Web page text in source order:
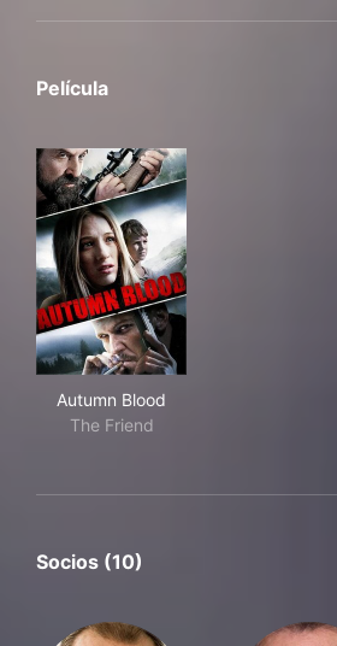
Película
Autumn Blood
The Friend
Socios (10)